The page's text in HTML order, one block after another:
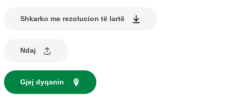
Shkarko me rezolucion të lartë
Ndaj
Gjej dyqanin